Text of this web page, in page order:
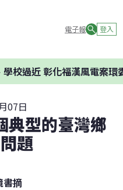
電子報 登入
過近 彰化福漢風電案環委
07日
型的臺灣鄉
題
書摘